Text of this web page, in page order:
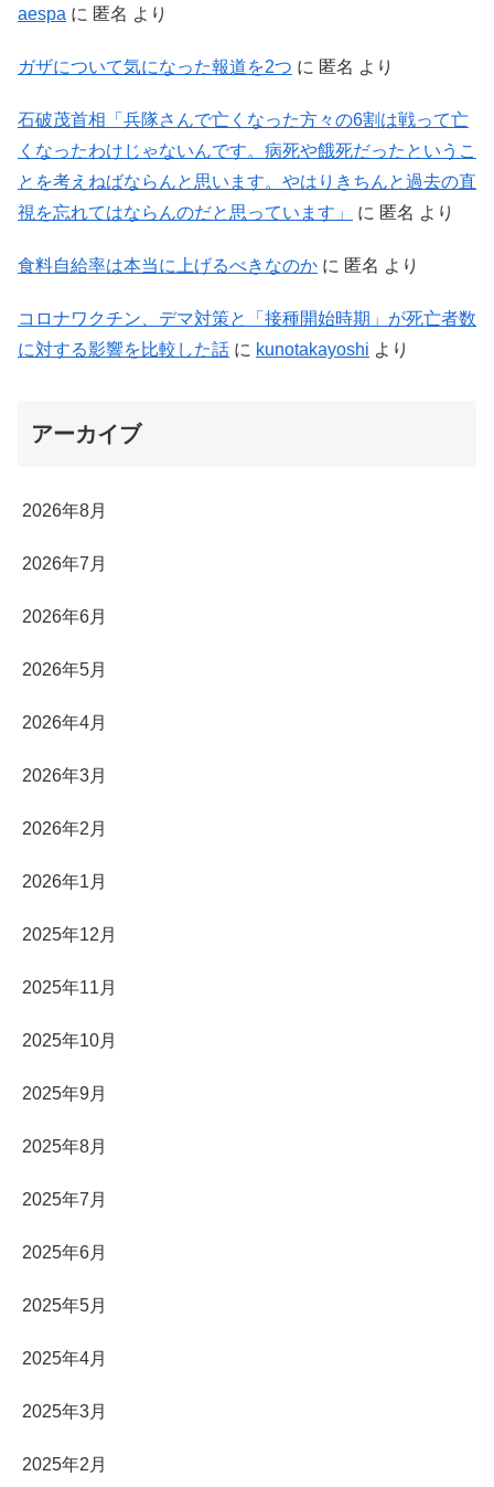
aespa に 匿名 より
ガザについて気になった報道を2つ に 匿名 より
石破茂首相「兵隊さんで亡くなった方々の6割は戦って亡
くなったわけじゃないんです。病死や餓死だったというこ
とを考えねばならんと思います。やはりきちんと過去の直
視を忘れてはならんのだと思っています」
に 匿名 より
食料自給率は本当に上げるべきなのか に 匿名 より
コロナワクチン、デマ対策と「接種開始時期」が死亡者数
に対する影響を比較した話 に kunotakayoshi より
アーカイブ
2026年8月
2026年7月
2026年6月
2026年5月
2026年4月
2026年3月
2026年2月
2026年1月
2025年12月
2025年11月
2025年10月
2025年9月
2025年8月
2025年7月
2025年6月
2025年5月
2025年4月
2025年3月
2025年2月